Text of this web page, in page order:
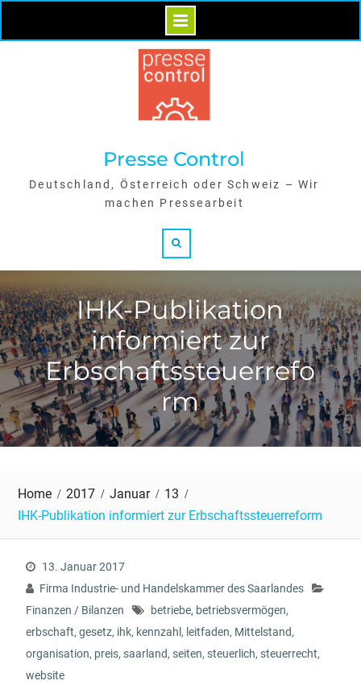
Skip
Presse Control
Deutschland, Österreich oder Schweiz – Wir
machen Pressearbeit
IHK-Publikation
informiert zur
Erbschaftssteuerrefo
rm
Home 2017 Januar
13
IHK-Publikation informiert zur Erbschaftssteuerreform
13. Januar 2017
Firma Industrie- und Handelskammer des Saarlandes
Finanzen / Bilanzen
betriebe, betriebsvermögen,
erbschaft, gesetz, ihk, kennzahl , leitfaden, Mittelstand,
organisation, preis, saarland, seiten, steuerlich, steuerrecht,
website